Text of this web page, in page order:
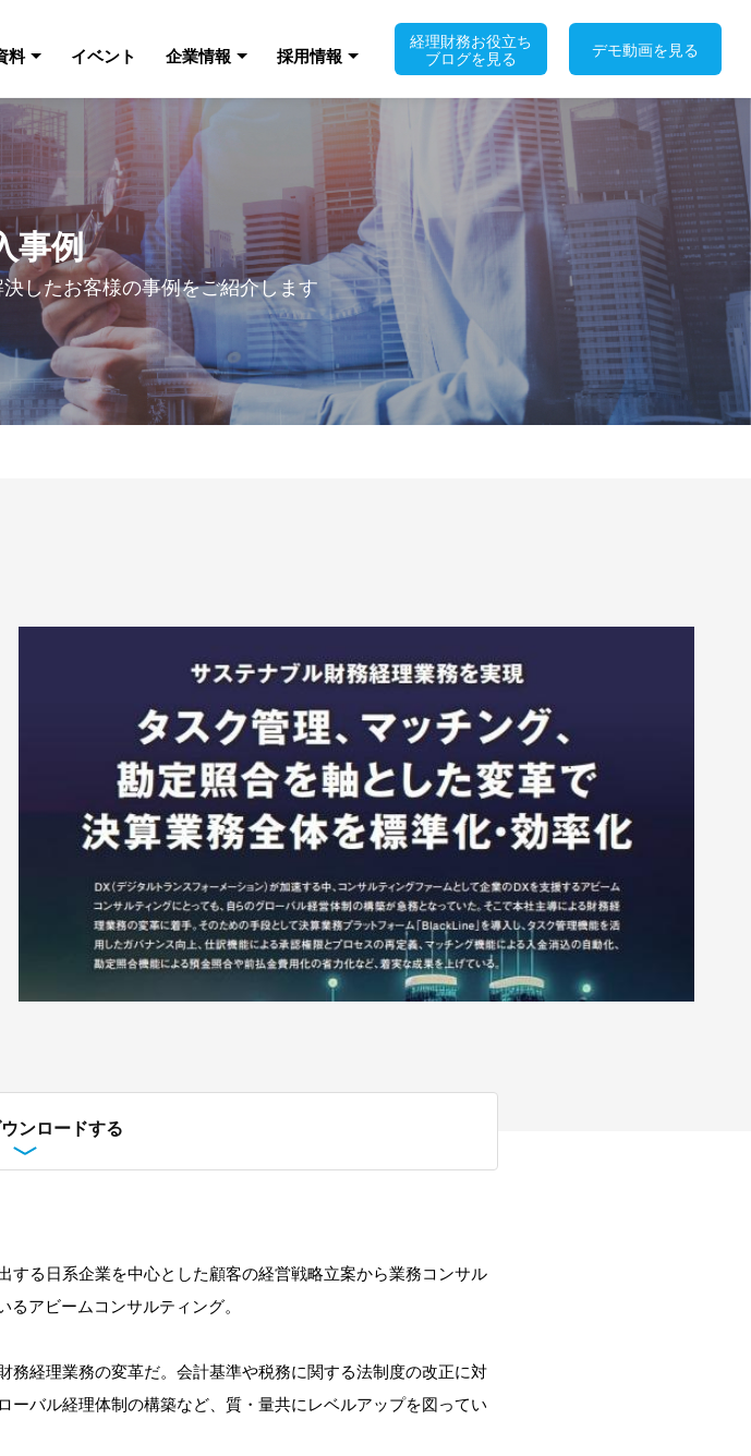
料 イベント 企業情報 採用情報
経理財務お役立ち
ブログを見る
デモ動画を見る
事例
したお客様の事例をご紹介します
ンロードする
る日系企業を中心とした顧客の経営戦略立案から業務コンサル
アビームコンサルティング。
経理業務の変革だ。会計基準や税務に関する法制度の改正に対
バル経理体制の構築など、質・量共にレベルアップを図ってい